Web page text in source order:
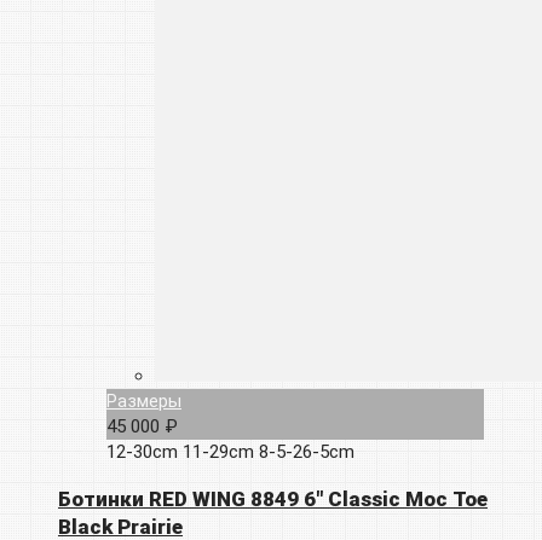
Размеры
45 000 ₽
12-30cm 11-29cm 8-5-26-5cm
Ботинки RED WING 8849 6″ Classic Moc Toe
Black Prairie